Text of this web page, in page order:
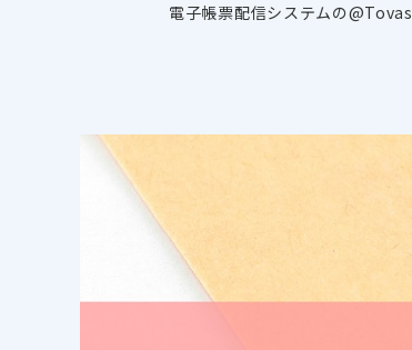
電子帳票配信システムの@Tovas